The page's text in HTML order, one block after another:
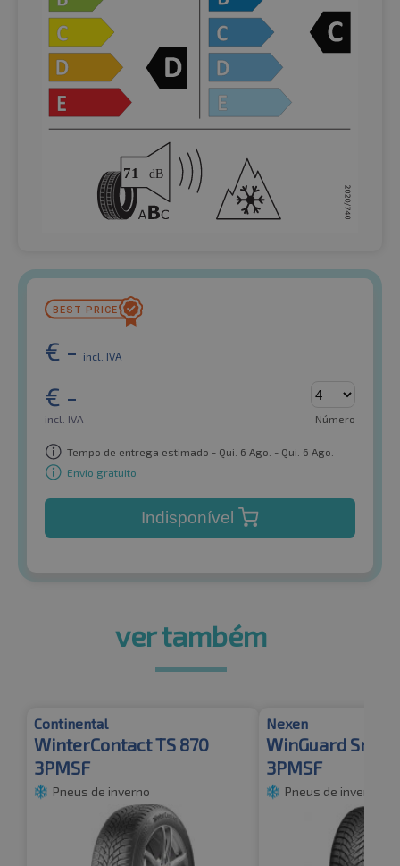
€ - incl. IVA
€ -
incl. IVA Número
Tempo de entrega estimado - Qui. 6 Ago. - Qui. 6 Ago.
Envio gratuito
Indisponível
ver também
Continental
WinterContact TS 870
3PMSF
Pneus de inverno
Nexen
WinGuard
3PMSF
Pneus de inverno